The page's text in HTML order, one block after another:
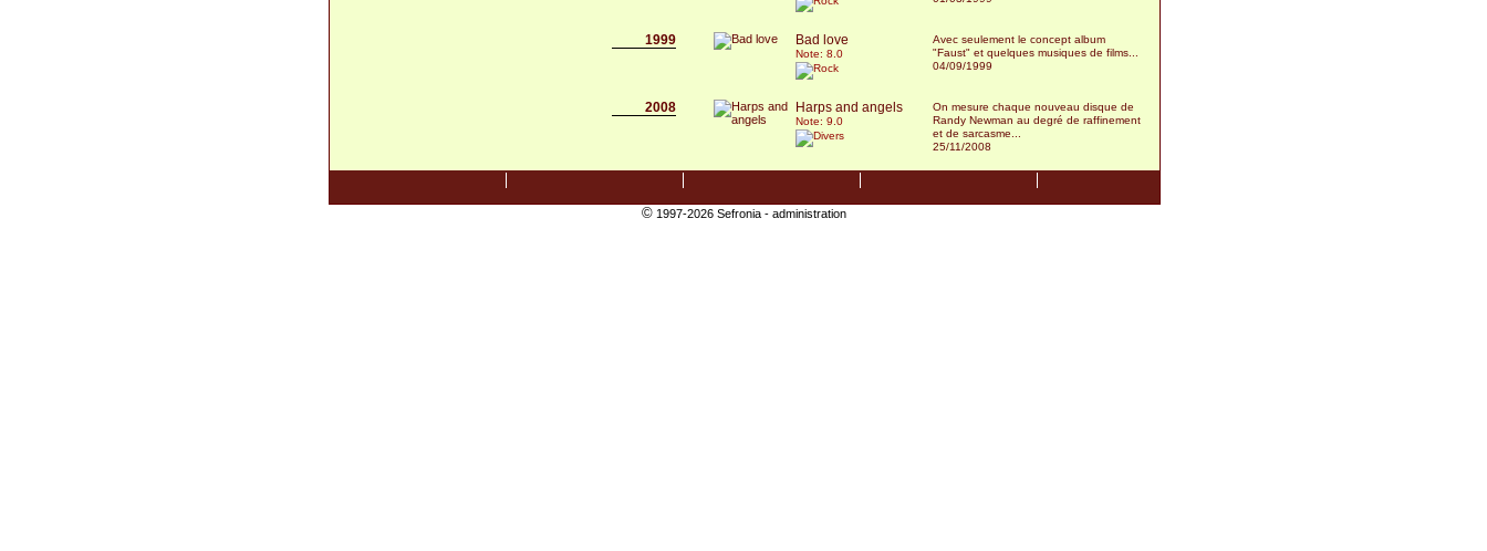
1999 Bad love
Note: 8.0
Avec seulement le concept album
"Faust" et quelques musiques de films...
04/09/1999
2008 Harps and angels
Note: 9.0
On mesure chaque nouveau disque de
Randy Newman au degré de raffinement
et de sarcasme...
25/11/2008
©1997-2026 Sefronia - administration